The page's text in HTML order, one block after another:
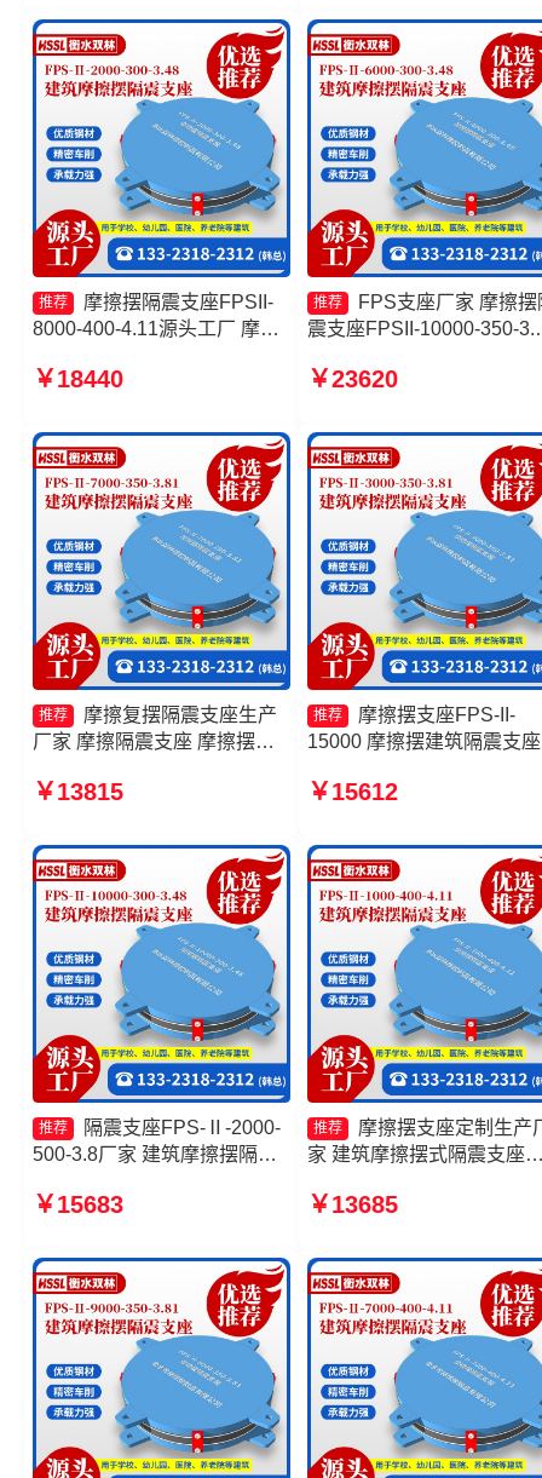
推荐
摩擦摆隔震支座FPSII-
8000-400-4.11源头工厂 摩擦
擦摆隔震支座FPS3A生产厂家
350-3.81厂家
￥18440
推荐
FPS支座厂家 摩擦摆
震支座FPSII-10000-350-
摩擦摆隔震支座FPSII-
￥23620
推荐
摩擦复摆隔震支座生产
厂家 摩擦隔震支座 摩擦摆隔
源头工厂 摩擦摆隔震支座
￥13815
推荐
摩擦摆支座FPS-II-
15000 摩擦摆建筑隔震支座
300-3.48 摩擦式隔震支座
￥15612
推荐
隔震支座FPS-Ⅱ-2000-
500-3.8厂家 建筑摩擦摆隔震
震支座 摩擦隔震支座生产厂家
￥15683
推荐
摩擦摆支座定制生产
家 建筑摩擦摆式隔震支座
摩擦摆式隔震支座厂家
￥13685